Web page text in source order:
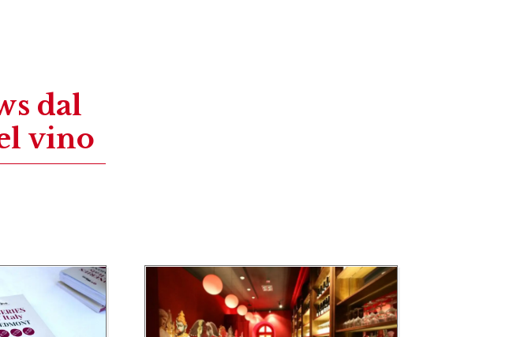
dal
vino